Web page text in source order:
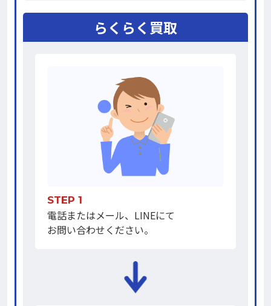
らくらく買取
STEP 1
電話またはメール、LINEにて
お問い合わせください。